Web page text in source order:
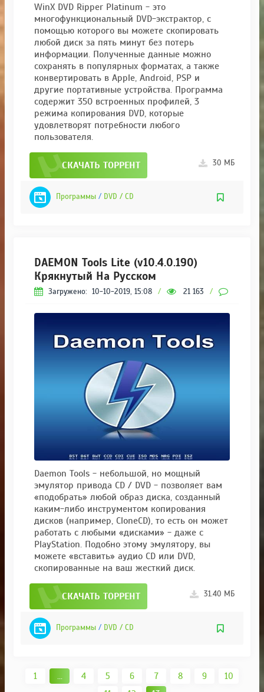
WinX DVD Ripper Platinum - это
многофункциональный DVD-экстрактор, с
помощью которого вы можете скопировать
любой диск за пять минут без потерь
информации. Полученные данные можно
сохранять в популярных форматах, а также
конвертировать в Apple, Android, PSP и
другие портативные устройства. Программа
содержит 350 встроенных профилей, 3
режима копирования DVD, которые
удовлетворят потребности любого
пользователя.
СКАЧАТЬ ТОРРЕНТ 30 МБ
Программы / DVD / CD
DAEMON Tools Lite (v10.4.0.190)
Крякнутый На Русском
Загружено: 10-10-2019, 15:08 / 21 163 /
Daemon Tools - небольшой, но мощный
эмулятор привода CD / DVD - позволяет вам
«подобрать» любой образ диска, созданный
каким-либо инструментом копирования
дисков (например, CloneCD), то есть он может
работать с любыми «дисками» - даже с
PlayStation. Подобно этому эмулятору, вы
можете «вставить» аудио CD или DVD,
скопированные на ваш жесткий диск.
СКАЧАТЬ ТОРРЕНТ 31.40 МБ
Программы / DVD / CD
1 ... 4 5 6 7 8 9
10